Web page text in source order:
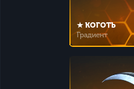
★ КОГОТЬ
Градиент